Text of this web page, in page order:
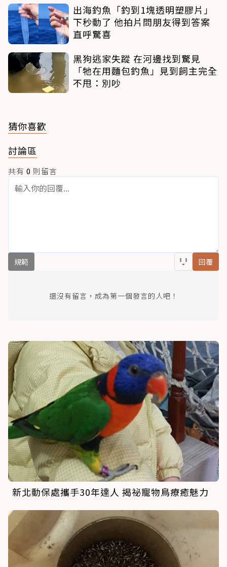
出海釣魚「釣到1塊透明塑膠片」
下秒動了 他拍片問朋友得到答案
直呼驚喜
黑狗逃家失蹤 在河邊找到驚見
「牠在用麵包釣魚」見到飼主完全
不甩：別吵
猜你喜歡
討論區
共有 0 則留言
規範 回覆
還沒有留言，成為第一個發言的人吧！
新北動保處攜手30年達人 揭祕寵物鳥療癒魅力